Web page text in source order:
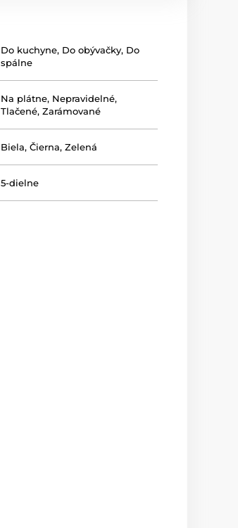
Do kuchyne, Do obývačky, Do
spálne
Na plátne, Nepravidelné,
Tlačené,Zarámované
Biela,Čierna,Zelená
5-dielne